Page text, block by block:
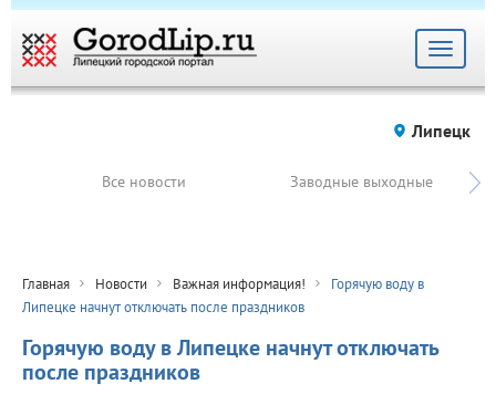
Toggle
Липецк
Все новости Заводные выходные
Главная Новости Важная информация!
Горячую воду в
Липецке начнут отключать после праздников
Горячую воду в Липецке начнут отключать
после праздников